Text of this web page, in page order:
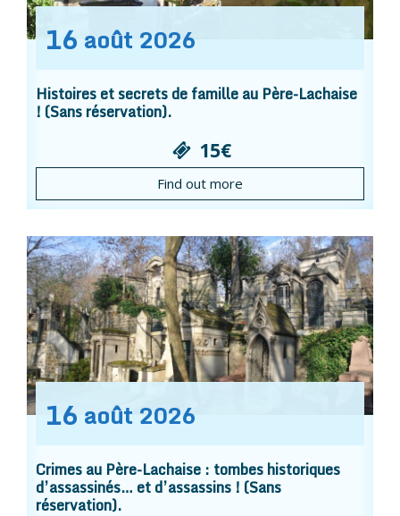
16 août 2026
Histoires et secrets de famille au Père-Lachaise
! (Sans réservation).
15€
Find out more
16 août 2026
Crimes au Père-Lachaise : tombes historiques
d’assassinés… et d’assassins ! (Sans
réservation).